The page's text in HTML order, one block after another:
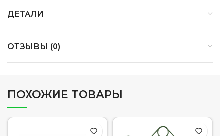
ДЕТАЛИ
ОТЗЫВЫ (0)
ПОХОЖИЕ ТОВАРЫ